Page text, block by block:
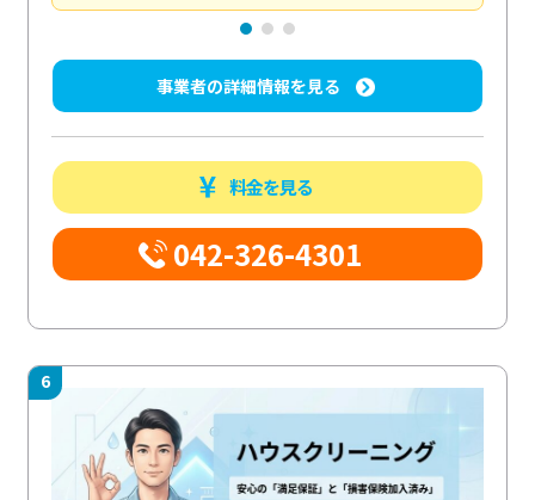
事業者の詳細情報を見る
料金を見る
042-326-4301
6